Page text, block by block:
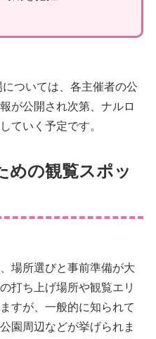
ついては、各主催者の公
が公開され次第、ナルロ
ていく予定です。
めの観覧スポッ
場所選びと事前準備が大
打ち上げ場所や観覧エリ
すが、一般的に知られて
園周辺などが挙げられま